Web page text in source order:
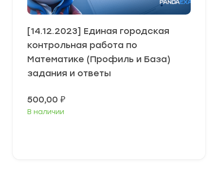
[14.12.2023] Единая городская
контрольная работа по
Математике (Профиль и База)
задания и ответы
500,00 ₽
В наличии